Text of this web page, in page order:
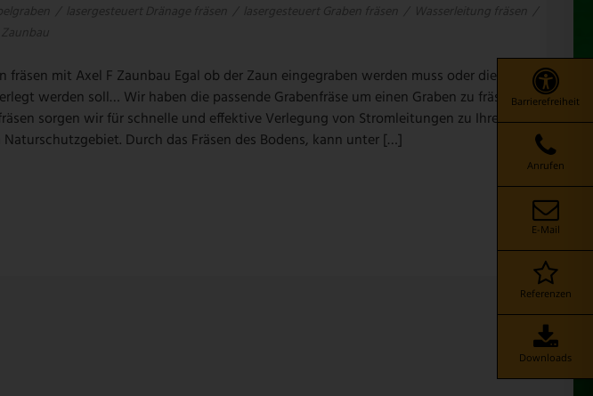
Barrierefreiheit
Anrufen
E-Mail
Referenzen
Downloads
lasergesteuert Dränage fräsen lasergesteuert Graben fräsen Wasserleitung fräsen
Zaunbau
fräsen mit Axel F Zaunbau Egal ob der Zaun eingegraben werden muss oder die
werden soll… Wir haben die passende Grabenfräse um einen Graben zu fräsen. Mit
sorgen wir für schnelle und effektive Verlegung von Stromleitungen zu Ihren
Durch das Fräsen des Bodens, kann unter […]